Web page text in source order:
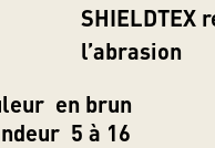
SHIELDTEX
l’abrasion
en brun
5 à 16